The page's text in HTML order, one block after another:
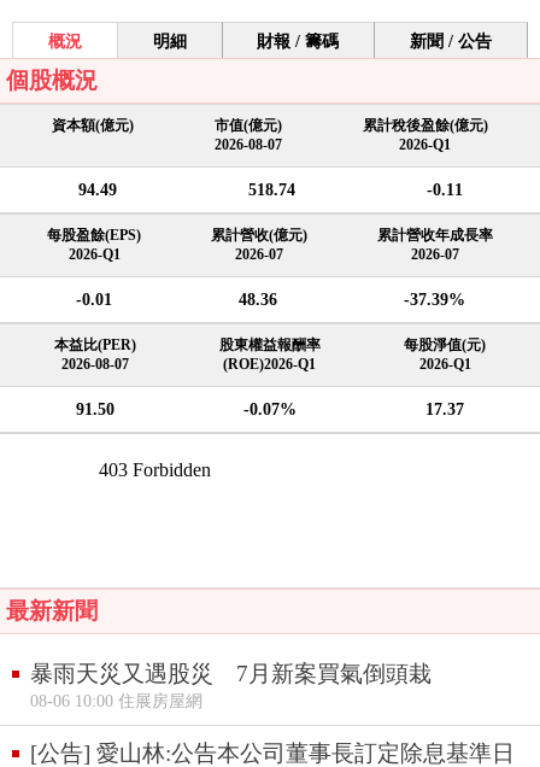
概況 明細 財報 / 籌碼 新聞 / 公告
個股概況
資本額(億元)
市值(億元)
2026-08-07
累計稅後盈餘(億元)
2026-Q1
94.49 518.74 -0.11
每股盈餘(EPS)
2026-Q1
累計營收(億元)
2026-07
累計營收年成長率
2026-07
-0.01 48.36 -37.39%
本益比(PER)
2026-08-07
股東權益報酬率
(ROE)2026-Q1
每股淨值(元)
2026-Q1
91.50 -0.07% 17.37
最新新聞
暴雨天災又遇股災 7月新案買氣倒頭栽
08-06 10:00 住展房屋網
[公告] 愛山林:公告本公司董事長訂定除息基準日